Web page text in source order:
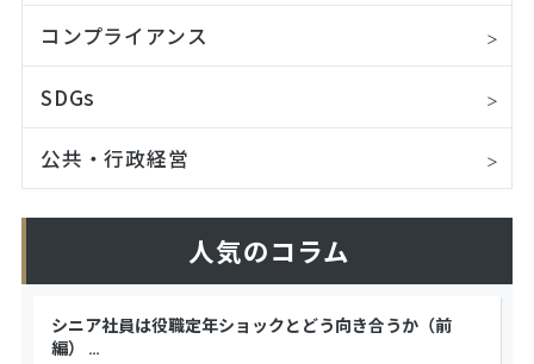
コンプライアンス
SDGs
公共・行政経営
人気のコラム
シニア社員は役職定年ショックとどう向き合うか（前
編）
…